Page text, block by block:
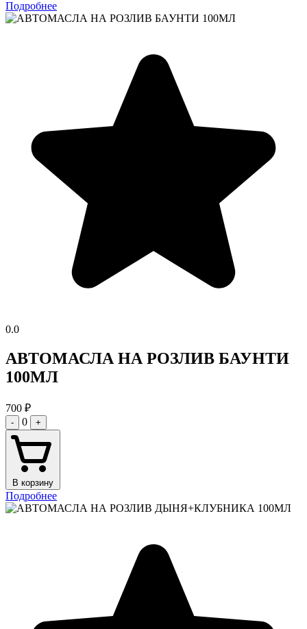
Подробнее
0.0
АВТОМАСЛА НА РОЗЛИВ БАУНТИ
100МЛ
700 ₽
- 0 +
В корзину
Подробнее